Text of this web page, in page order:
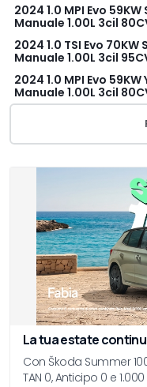
2024 1.0 MPI Evo 59KW
Manuale 1.00L 3cil
2024 1.0 TSI Evo 70KW
Manuale 1.00L 3cil
2024 1.0 MPI Evo 59KW
Manuale 1.00L 3cil
La tua estate
Con Škoda Summer
TAN 0, Anticipo 0 e